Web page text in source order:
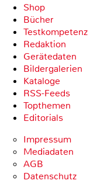
Shop
Bücher
Testkompetenz
Redaktion
Gerätedaten
Bildergalerien
Kataloge
RSS-Feeds
Topthemen
Editorials
Impressum
Mediadaten
AGB
Datenschutz